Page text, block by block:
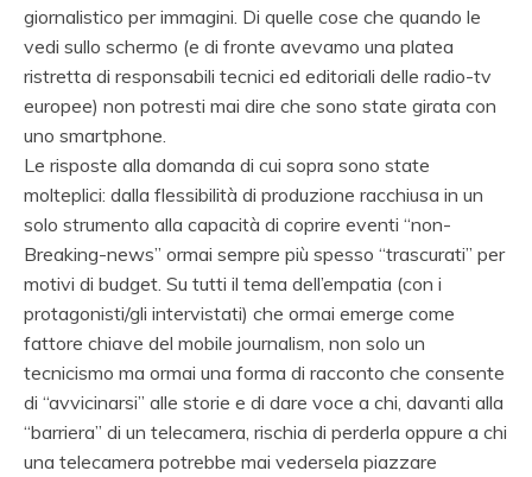
giornalistico per immagini. Di quelle cose che quando le
vedi sullo schermo (e di fronte avevamo una platea
ristretta di responsabili tecnici ed editoriali delle radio-tv
europee) non potresti mai dire che sono state girata con
uno smartphone.
Le risposte alla domanda di cui sopra sono state
molteplici: dalla flessibilità di produzione racchiusa in un
solo strumento alla capacità di coprire eventi “non-
Breaking-news” ormai sempre più spesso “trascurati” per
motivi di budget. Su tutti il tema dell’empatia (con i
protagonisti/gli intervistati) che ormai emerge come
fattore chiave del mobile journalism, non solo un
tecnicismo ma ormai una forma di racconto che consente
di “avvicinarsi” alle storie e di dare voce a chi, davanti alla
“barriera” di un telecamera, rischia di perderla oppure a chi
una telecamera potrebbe mai vedersela piazzare